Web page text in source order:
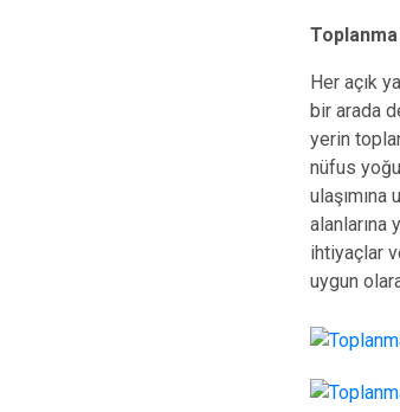
Her açık
bir arada
yerin
nüfus
alanlarına
ihtiyaçlar
uygun